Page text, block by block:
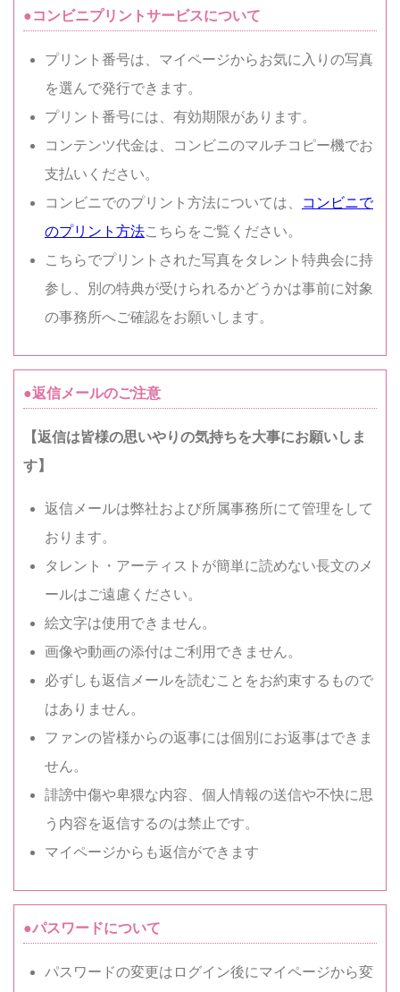
●コンビニプリントサービスについて
プリント番号は、マイページからお気に入りの写真
を選んで発行できます。
プリント番号には、有効期限があります。
コンテンツ代金は、コンビニのマルチコピー機でお
支払いください。
コンビニでのプリント方法については、
コンビニで
のプリント方法こちらをご覧ください。
こちらでプリントされた写真をタレント特典会に持
参し、別の特典が受けられるかどうかは事前に対象
の事務所へご確認をお願いします。
●返信メールのご注意
【返信は皆様の思いやりの気持ちを大事にお願いしま
す】
返信メールは弊社および所属事務所にて管理をして
おります。
タレント・アーティストが簡単に読めない長文のメ
ールはご遠慮ください。
絵文字は使用できません。
画像や動画の添付はご利用できません。
必ずしも返信メールを読むことをお約束するもので
はありません。
ファンの皆様からの返事には個別にお返事はできま
せん。
誹謗中傷や卑猥な内容、個人情報の送信や不快に思
う内容を返信するのは禁止です。
マイページからも返信ができます
●パスワードについて
パスワードの変更はログイン後にマイページから変